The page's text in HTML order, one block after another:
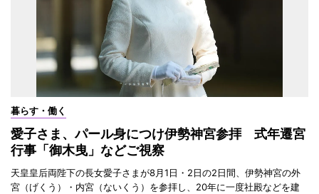
暮らす・働く
愛子さま、パール身につけ伊勢神宮参拝 式年遷宮
行事「御木曳」などご視察
天皇皇后両陛下の長女愛子さまが8月1日・2日の2日間、伊勢神宮の外
宮（げくう）・内宮（ないくう）を参拝し、20年に一度社殿などを建